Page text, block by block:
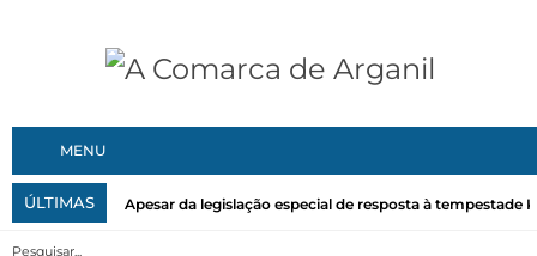
MENU
ÚLTIMAS Apesar da legislação especial de resposta à tempestade